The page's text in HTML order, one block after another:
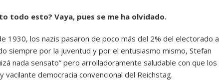
todo esto? Vaya, pues se me ha olvidado.
1930, los nazis pasaron de poco más del 2% del electorado a
siempre por la juventud y por el entusiasmo mismo, Stefan
nada sensato” pero arrolladoramente saludable con que los
vacilante democracia convencional del Reichstag.